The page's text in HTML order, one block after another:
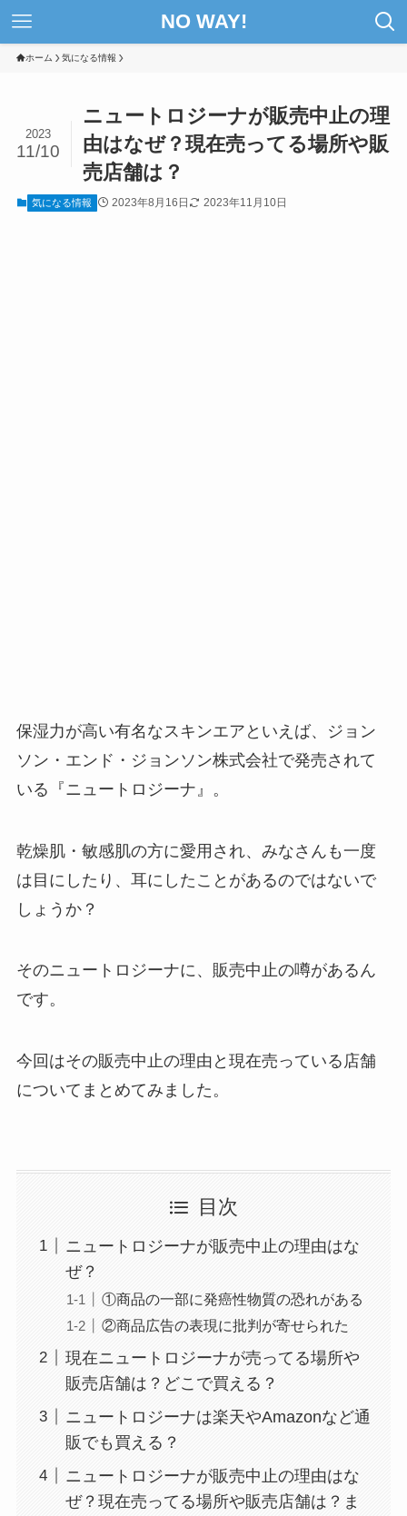
NO WAY!
ホーム 気になる情報
ニュートロジーナが販売中止の理
由はなぜ？現在売ってる場所や販
売店舗は？
2023
11/10
気になる情報 2023年8月16日 2023年11月10日
保湿力が高い有名なスキンエアといえば、ジョン
ソン・エンド・ジョンソン株式会社で発売されて
いる『ニュートロジーナ』。
乾燥肌・敏感肌の方に愛用され、みなさんも一度
は目にしたり、耳にしたことがあるのではないで
しょうか？
そのニュートロジーナに、販売中止の噂があるん
です。
今回はその販売中止の理由と現在売っている店舗
についてまとめてみました。
目次
ニュートロジーナが販売中止の理由はな
ぜ？
①商品の一部に発癌性物質の恐れがある
②商品広告の表現に批判が寄せられた
現在ニュートロジーナが売ってる場所や
販売店舗は？どこで買える？
ニュートロジーナは楽天やAmazonなど通
販でも買える？
ニュートロジーナが販売中止の理由はな
ぜ？現在売ってる場所や販売店舗は？ま